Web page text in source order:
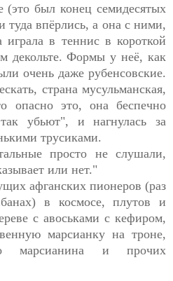
(это был конец семидесятых
туда впёрлись, а она с ними,
в теннис в короткой
декольте. Формы у неё, как
очень даже рубенсовские.
страна мусульманская,
опасно это, она беспечно
убьют", и нагнулась за
трусиками.
просто не слушали,
или нет."
афганских пионеров (раз
в космосе, плутов и
с авоськами с кефиром,
марсианку на троне,
марсианина и прочих